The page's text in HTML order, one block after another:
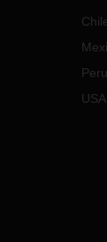
Peru
USA